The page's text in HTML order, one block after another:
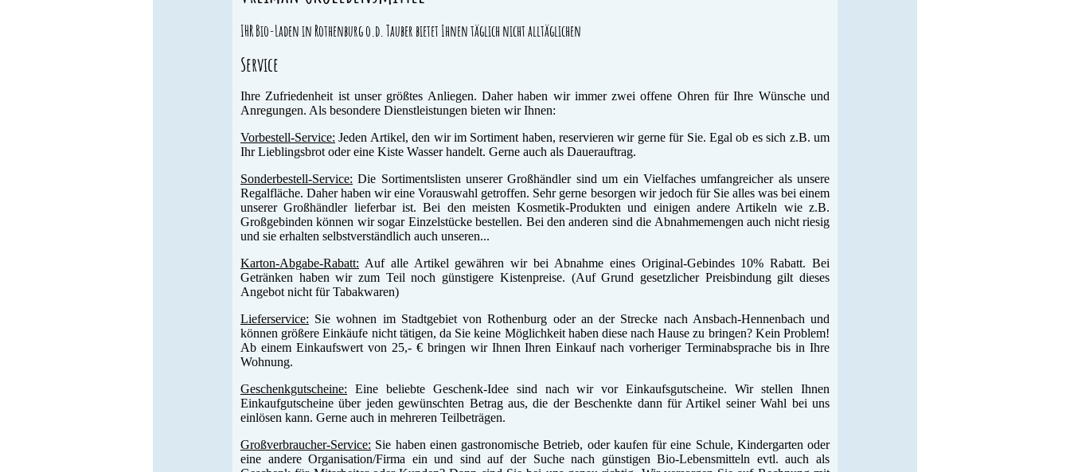
IHR Bio-Laden in Rothenburg o.d. Tauber bietet Ihnen täglich nicht alltäglichen
Service
Ihre Zufriedenheit ist unser größtes Anliegen. Daher haben wir immer zwei offene Ohren für Ihre Wünsche und
Anregungen. Als besondere Dienstleistungen bieten wir Ihnen:
Vorbestell-Service: Jeden Artikel, den wir im Sortiment haben, reservieren wir gerne für Sie. Egal ob es sich z.B. um
Ihr Lieblingsbrot oder eine Kiste Wasser handelt. Gerne auch als Dauerauftrag.
Sonderbestell-Service: Die Sortimentslisten unserer Großhändler sind um ein Vielfaches umfangreicher als unsere
Regalfläche. Daher haben wir eine Vorauswahl getroffen. Sehr gerne besorgen wir jedoch für Sie alles was bei einem
unserer Großhändler lieferbar ist. Bei den meisten Kosmetik-Produkten und einigen andere Artikeln wie z.B.
Großgebinden können wir sogar Einzelstücke bestellen. Bei den anderen sind die Abnahmemengen auch nicht riesig
und sie erhalten selbstverständlich auch unseren...
Karton-Abgabe-Rabatt: Auf alle Artikel gewähren wir bei Abnahme eines Original-Gebindes 10% Rabatt. Bei
Getränken haben wir zum Teil noch günstigere Kistenpreise. (Auf Grund gesetzlicher Preisbindung gilt dieses
Angebot nicht für Tabakwaren)
Lieferservice: Sie wohnen im Stadtgebiet von Rothenburg oder an der Strecke nach Ansbach-Hennenbach und
können größere Einkäufe nicht tätigen, da Sie keine Möglichkeit haben diese nach Hause zu bringen? Kein Problem!
Ab einem Einkaufswert von 25,- € bringen wir Ihnen Ihren Einkauf nach vorheriger Terminabsprache bis in Ihre
Wohnung.
Geschenkgutscheine: Eine beliebte Geschenk-Idee sind nach wir vor Einkaufsgutscheine. Wir stellen Ihnen
Einkaufgutscheine über jeden gewünschten Betrag aus, die der Beschenkte dann für Artikel seiner Wahl bei uns
einlösen kann. Gerne auch in mehreren Teilbeträgen.
Großverbraucher-Service: Sie haben einen gastronomische Betrieb, oder kaufen für eine Schule, Kindergarten oder
eine andere Organisation/Firma ein und sind auf der Suche nach günstigen Bio-Lebensmitteln evtl. auch als